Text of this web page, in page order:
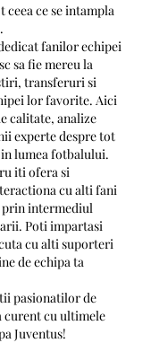
ce se intampla
fanilor echipei
sa fie mereu la
transferuri si
lor favorite. Aici
calitate, analize
experte despre tot
in lumea fotbalului.
iti ofera si
cu alti fani
prin intermediul
Poti impartasi
cu alti suporteri
de echipa ta
pasionatilor de
curent cu ultimele
Juventus!